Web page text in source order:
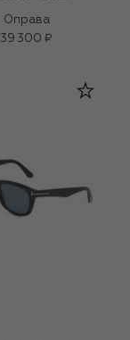
Оправа
39 300 ₽